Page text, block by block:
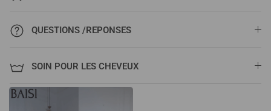
QUESTIONS /REPONSES
SOIN POUR LES CHEVEUX